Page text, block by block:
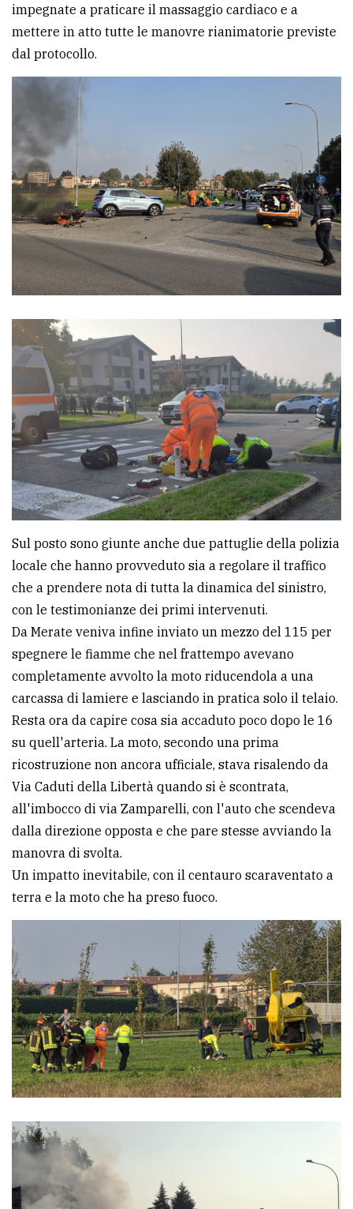
impegnate a praticare il massaggio cardiaco e a
mettere in atto tutte le manovre rianimatorie previste
dal protocollo.
Sul posto sono giunte anche due pattuglie della polizia
locale che hanno provveduto sia a regolare il traffico
che a prendere nota di tutta la dinamica del sinistro,
con le testimonianze dei primi intervenuti.
Da Merate veniva infine inviato un mezzo del 115 per
spegnere le fiamme che nel frattempo avevano
completamente avvolto la moto riducendola a una
carcassa di lamiere e lasciando in pratica solo il telaio.
Resta ora da capire cosa sia accaduto poco dopo le 16
su quell'arteria. La moto, secondo una prima
ricostruzione non ancora ufficiale, stava risalendo da
Via Caduti della Libertà quando si è scontrata,
all'imbocco di via Zamparelli, con l'auto che scendeva
dalla direzione opposta e che pare stesse avviando la
manovra di svolta.
Un impatto inevitabile, con il centauro scaraventato a
terra e la moto che ha preso fuoco.